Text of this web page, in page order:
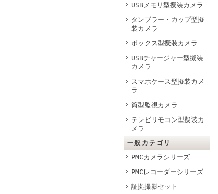
USBメモリ型擬装カメラ
タンブラー・カップ型擬
装カメラ
ボックス型擬装カメラ
USBチャージャー型擬装
カメラ
スマホケース型擬装カメ
ラ
筒型監視カメラ
テレビリモコン型擬装カ
メラ
一般カテゴリ
PMCカメラシリーズ
PMCレコーダーシリーズ
証拠撮影セット